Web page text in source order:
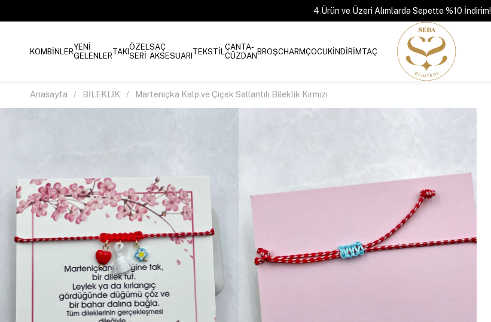
4 Ürün ve Üzeri Alımlarda Sepette %10 İndirim!
KOMBİNLERYENİ
GELENLERTAKIÖZEL
SERİ
SAÇ
AKSESUARI TEKSTİLÇANTA-
CÜZDANBROŞCHARMÇOCUKİNDİRİMTAÇ
Anasayfa BİLEKLİK Marteniçka Kalp ve Çiçek Sallantılı Bileklik Kırmızı